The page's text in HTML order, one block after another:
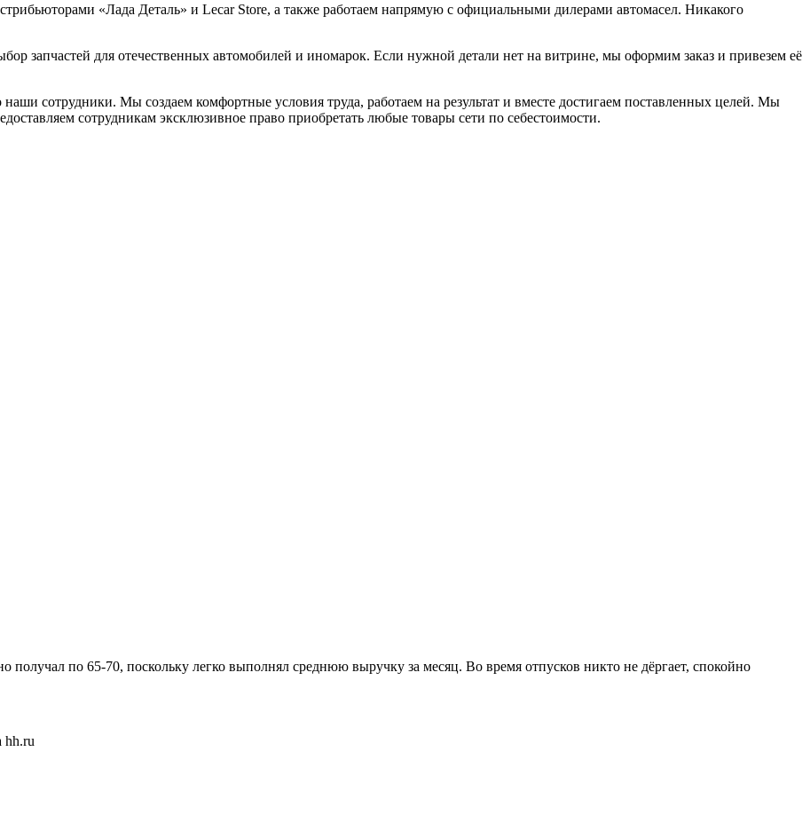
«Лада Деталь» и Lecar Store, а также работаем напрямую с официальными дилерами автомасел. Никакого
запчастей для отечественных автомобилей и иномарок. Если нужной детали нет на витрине, мы оформим заказ и привезем её
сотрудники. Мы создаем комфортные условия труда, работаем на результат и вместе достигаем поставленных целей. Мы
сотрудникам эксклюзивное право приобретать любые товары сети по себестоимости.
получал по 65-70, поскольку легко выполнял среднюю выручку за месяц. Во время отпусков никто не дёргает, спокойно
hh.ru